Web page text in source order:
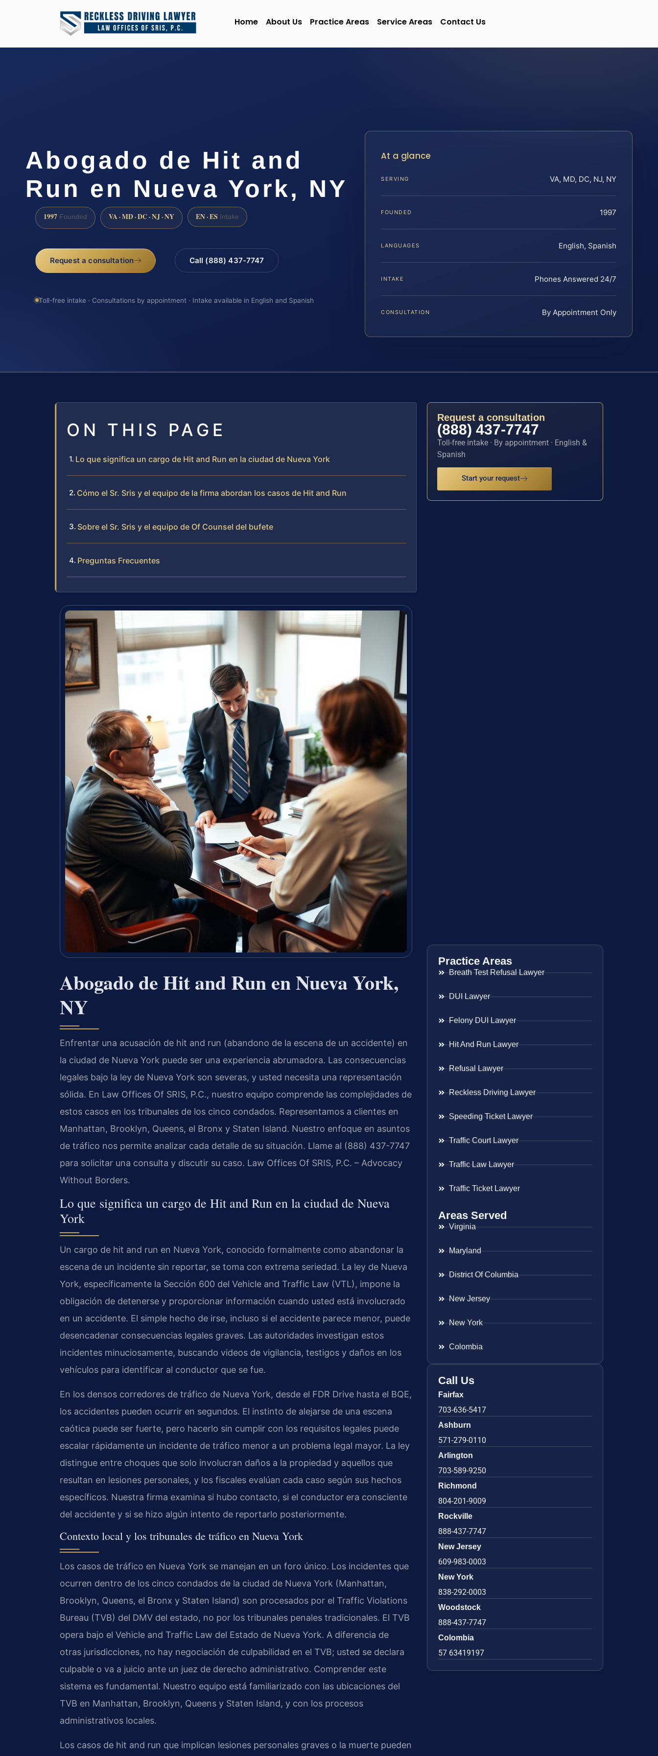
Home About Us Practice Areas Service Areas Contact Us
Abogado de Hit and
Run en Nueva York, NY
1997 Founded VA · MD · DC · NJ · NY EN · ES Intake
Request a consultation Call (888) 437-7747
Toll-free intake · Consultations by appointment · Intake available in English and Spanish
At a glance
SERVING VA, MD, DC, NJ, NY
FOUNDED 1997
LANGUAGES English, Spanish
INTAKE Phones Answered 24/7
CONSULTATION By Appointment Only
ON THIS PAGE
Lo que significa un cargo de Hit and Run en la ciudad de Nueva York
Cómo el Sr. Sris y el equipo de la firma abordan los casos de Hit and Run
Sobre el Sr. Sris y el equipo de Of Counsel del bufete
Preguntas Frecuentes
Abogado de Hit and Run en Nueva York,
NY
Enfrentar una acusación de hit and run (abandono de la escena de un accidente) en
la ciudad de Nueva York puede ser una experiencia abrumadora. Las consecuencias
legales bajo la ley de Nueva York son severas, y usted necesita una representación
sólida. En Law Offices Of SRIS, P.C., nuestro equipo comprende las complejidades de
estos casos en los tribunales de los cinco condados. Representamos a clientes en
Manhattan, Brooklyn, Queens, el Bronx y Staten Island. Nuestro enfoque en asuntos
de tráfico nos permite analizar cada detalle de su situación. Llame al (888) 437-7747
para solicitar una consulta y discutir su caso. Law Offices Of SRIS, P.C. – Advocacy
Without Borders.
Lo que significa un cargo de Hit and Run en la ciudad de Nueva
York
Un cargo de hit and run en Nueva York, conocido formalmente como abandonar la
escena de un incidente sin reportar, se toma con extrema seriedad. La ley de Nueva
York, específicamente la Sección 600 del Vehicle and Traffic Law (VTL), impone la
obligación de detenerse y proporcionar información cuando usted está involucrado
en un accidente. El simple hecho de irse, incluso si el accidente parece menor, puede
desencadenar consecuencias legales graves. Las autoridades investigan estos
incidentes minuciosamente, buscando videos de vigilancia, testigos y daños en los
vehículos para identificar al conductor que se fue.
En los densos corredores de tráfico de Nueva York, desde el FDR Drive hasta el BQE,
los accidentes pueden ocurrir en segundos. El instinto de alejarse de una escena
caótica puede ser fuerte, pero hacerlo sin cumplir con los requisitos legales puede
escalar rápidamente un incidente de tráfico menor a un problema legal mayor. La ley
distingue entre choques que solo involucran daños a la propiedad y aquellos que
resultan en lesiones personales, y los fiscales evalúan cada caso según sus hechos
específicos. Nuestra firma examina si hubo contacto, si el conductor era consciente
del accidente y si se hizo algún intento de reportarlo posteriormente.
Contexto local y los tribunales de tráfico en Nueva York
Los casos de tráfico en Nueva York se manejan en un foro único. Los incidentes que
ocurren dentro de los cinco condados de la ciudad de Nueva York (Manhattan,
Brooklyn, Queens, el Bronx y Staten Island) son procesados por el Traffic Violations
Bureau (TVB) del DMV del estado, no por los tribunales penales tradicionales. El TVB
opera bajo el Vehicle and Traffic Law del Estado de Nueva York. A diferencia de
otras jurisdicciones, no hay negociación de culpabilidad en el TVB; usted se declara
culpable o va a juicio ante un juez de derecho administrativo. Comprender este
sistema es fundamental. Nuestro equipo está familiarizado con las ubicaciones del
TVB en Manhattan, Brooklyn, Queens y Staten Island, y con los procesos
administrativos locales.
Los casos de hit and run que implican lesiones personales graves o la muerte pueden
Request a consultation
(888) 437-7747
Toll-free intake · By appointment · English &
Spanish
Start your request
Practice Areas
Breath Test Refusal Lawyer
DUI Lawyer
Felony DUI Lawyer
Hit And Run Lawyer
Refusal Lawyer
Reckless Driving Lawyer
Speeding Ticket Lawyer
Traffic Court Lawyer
Traffic Law Lawyer
Traffic Ticket Lawyer
Areas Served
Virginia
Maryland
District Of Columbia
New Jersey
New York
Colombia
Call Us
Fairfax
703-636-5417
Ashburn
571-279-0110
Arlington
703-589-9250
Richmond
804-201-9009
Rockville
888-437-7747
New Jersey
609-983-0003
New York
838-292-0003
Woodstock
888-437-7747
Colombia
57 63419197